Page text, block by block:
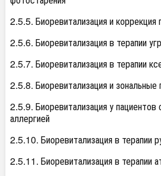
2.5.5. Биоревитализация и коррекция
2.5.6. Биоревитализация в терапии
2.5.7. Биоревитализация в терапии
2.5.8. Биоревитализация и
2.5.9. Биоревитализация у пациентов
аллергией
2.5.10. Биоревитализация в терапии
2.5.11. Биоревитализация в терапии